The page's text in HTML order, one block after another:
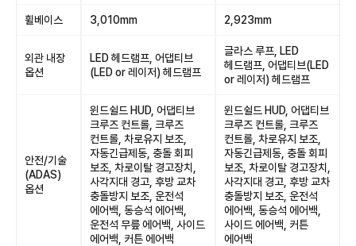
휠베이스 3,010mm 2,923mm
외관 내장
옵션
LED 헤드램프, 어댑티브
(LED or 레이저) 헤드램프
글라스 루프, LED
헤드램프, 어댑티브(LED
or 레이저) 헤드램프
안전/기술
(ADAS)
옵션
윈드쉴드 HUD, 어댑티브
크루즈 컨트롤, 크루즈
컨트롤, 차로유지 보조,
자동긴급제동, 충돌 회피
보조, 차로이탈 경고장치,
사각지대 경고, 후방 교차
충돌방지 보조, 운전석
에어백, 동승석 에어백,
운전석 무릎 에어백, 사이드
에어백, 커튼 에어백
윈드쉴드 HUD, 어댑티브
크루즈 컨트롤, 크루즈
컨트롤, 차로유지 보조,
자동긴급제동, 충돌 회피
보조, 차로이탈 경고장치,
사각지대 경고, 후방 교차
충돌방지 보조, 운전석
에어백, 동승석 에어백,
사이드 에어백, 커튼
에어백